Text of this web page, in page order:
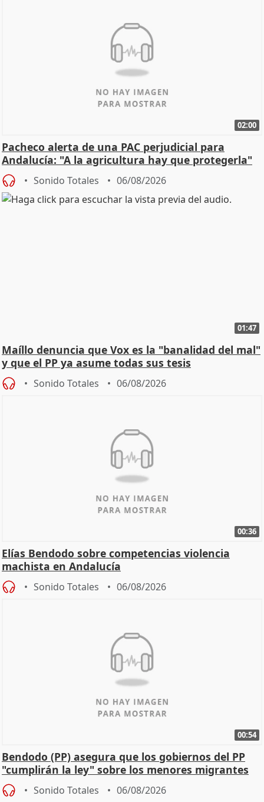
02:00
Pacheco alerta de una PAC perjudicial para
Andalucía: "A la agricultura hay que protegerla"
Sonido Totales 06/08/2026
01:47
Maíllo denuncia que Vox es la "banalidad del mal"
y que el PP ya asume todas sus tesis
Sonido Totales 06/08/2026
00:36
Elías Bendodo sobre competencias violencia
machista en Andalucía
Sonido Totales 06/08/2026
00:54
Bendodo (PP) asegura que los gobiernos del PP
"cumplirán la ley" sobre los menores migrantes
Sonido Totales 06/08/2026